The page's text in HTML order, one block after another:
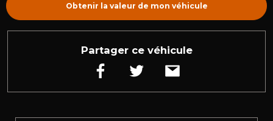
Obtenir la valeur de mon véhicule
Partager ce véhicule